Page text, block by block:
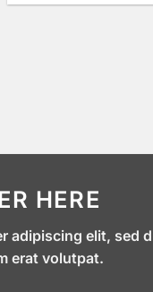
HERE
adipiscing elit, sed
erat volutpat.